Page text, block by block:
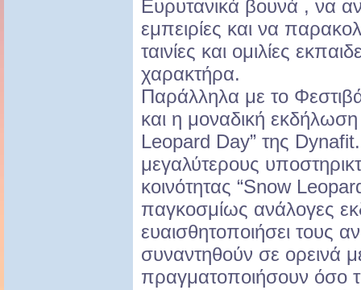
Ευρυτανικά βουνά , να
εμπειρίες και να
ταινίες και ομιλίες
χαρακτήρα.
Παράλληλα με το
και η μοναδική εκδήλωση
Leopard Day” της
μεγαλύτερους
κοινότητας “Snow
παγκοσμίως ανάλογες
ευαισθητοποιήσει τους
συναντηθούν σε ορεινά
πραγματοποιήσουν όσο